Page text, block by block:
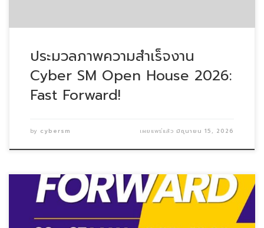
ประมวลภาพความสำเร็จงาน
Cyber SM Open House 2026:
Fast Forward!
by cybersm เผยแพร่แล้ว มิถุนายน 15, 2026